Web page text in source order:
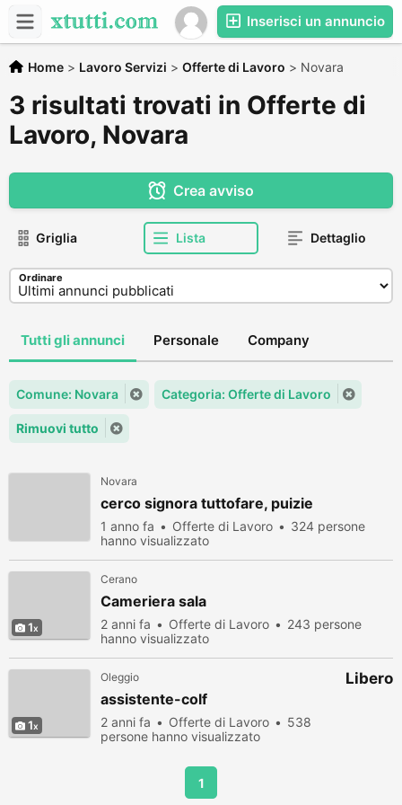
Inserisci un annuncio
Home > Lavoro Servizi > Offerte di Lavoro > Novara
3 risultati trovati in Offerte di
Lavoro, Novara
Crea avviso
Griglia Lista Dettaglio
Ordinare
Tutti gli annunci Personale Company
Comune: Novara Categoria: Offerte di Lavoro
Rimuovi tutto
Novara
cerco signora tuttofare, puizie
1 anno fa Offerte di Lavoro
324 persone
hanno visualizzato
1
Cerano
Cameriera sala
2 anni fa Offerte di Lavoro
243 persone
hanno visualizzato
1
Oleggio
assistente-colf
2 anni fa Offerte di Lavoro
538
persone hanno visualizzato
Libero
1